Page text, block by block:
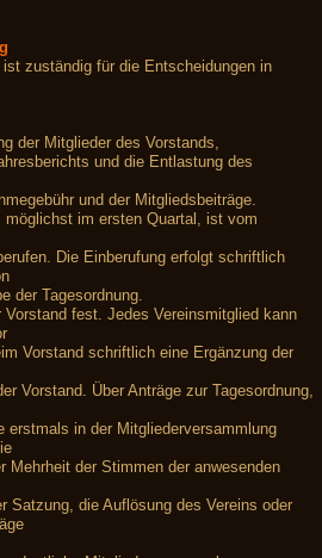
zuständig für die Entscheidungen in
der Mitglieder des Vorstands,
und die Entlastung des
und der Mitgliedsbeiträge.
im ersten Quartal, ist vom
Die Einberufung erfolgt schriftlich
der Tagesordnung.
fest. Jedes Vereinsmitglied kann
Vorstand schriftlich eine Ergänzung der
Vorstand. Über Anträge zur Tagesordnung,
erstmals in der Mitgliederversammlung
Mehrheit der Stimmen der anwesenden
Satzung, die Auflösung des Vereins oder